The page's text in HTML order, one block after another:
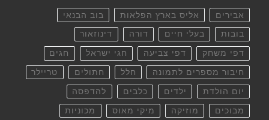
אבירים אליס בארץ הפלאות בוב הבנאי
בובות בעלי חיים דורה דינוזאור
דפי משחק דפי צביעה חגי ישראל חגים
חיבור מספרים לתמונה חלל חתולים טריילר
יום הולדת ילדים כלבים להדפסה
מבוכים מוזיקה מיקי מאוס מכוניות